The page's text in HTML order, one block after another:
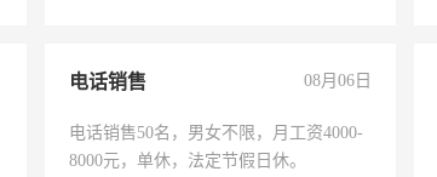
电话销售 08月06日
电话销售50名，男女不限，月工资4000-
8000元，单休，法定节假日休。